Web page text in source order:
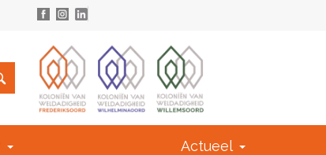
Actueel